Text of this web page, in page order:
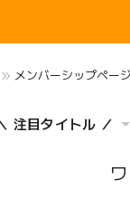
メンバーシップペー
注目タイトル ／